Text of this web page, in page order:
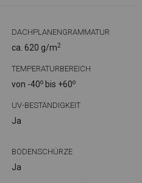
DACHPLANENGRAMMATUR
ca. 620 g/m2
TEMPERATURBEREICH
von -40o bis +60o
UV-BESTÄNDIGKEIT
Ja
BODENSCHÜRZE
Ja